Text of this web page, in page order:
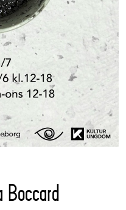
Boccard